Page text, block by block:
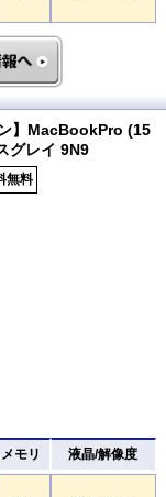
】MacBookPro (15
グレイ 9N9
無料
メモリ 液晶/解像度